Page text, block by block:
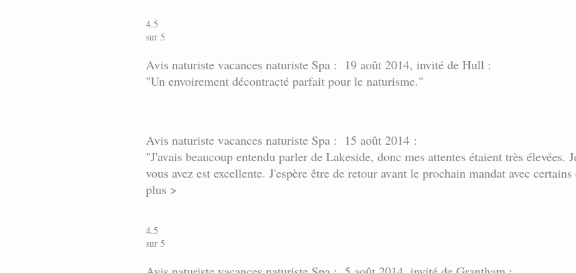
4.5
sur 5
Avis naturiste vacances naturiste Spa : 19 août 2014, invité de Hull :
"Un envoirement décontracté parfait pour le naturisme."
Avis naturiste vacances naturiste Spa : 15 août 2014 :
"J'avais beaucoup entendu parler de Lakeside, donc mes attentes étaient très élevées.
vous avez est excellente. J'espère être de retour avant le prochain mandat avec
plus >
4.5
sur 5